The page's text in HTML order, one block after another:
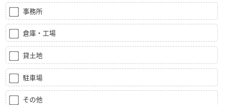
事務所
倉庫・工場
貸土地
駐車場
その他